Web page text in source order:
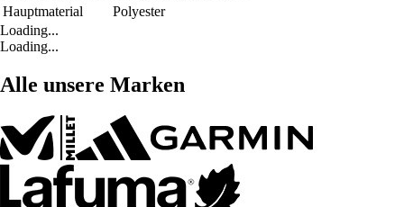
Hauptmaterial
Polyester
Loading...
Loading...
Alle unsere Marken